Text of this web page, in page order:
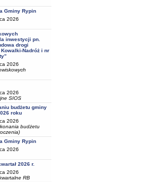
Gminy Rypin
2026
inwestycji pn.
drogi
Nadróż i nr
2026
2026
SIOS
budżetu gminy
roku
2026
budżetu
Gminy Rypin
2026
2026 r.
2026
RB